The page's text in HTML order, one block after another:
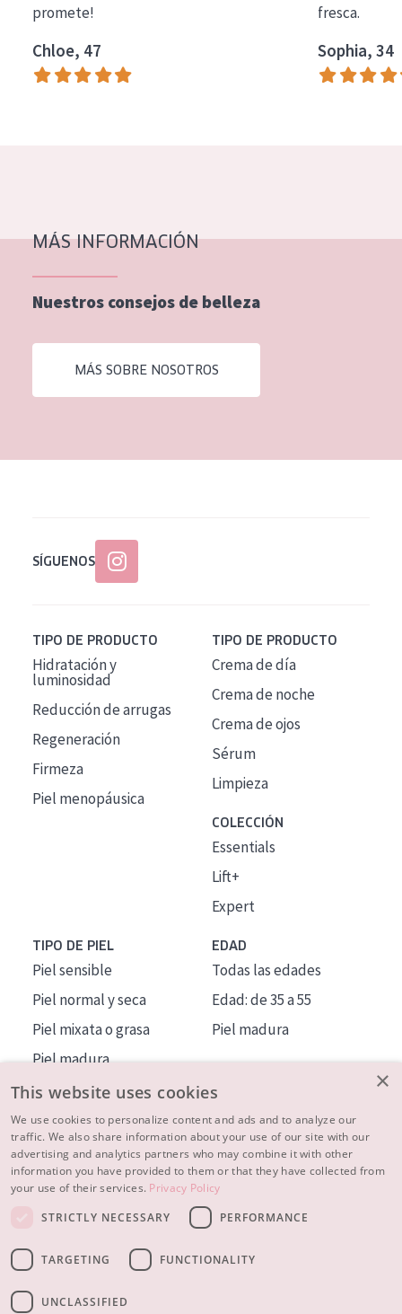
Piel madura
Piel expuesta al sol
Piel menopáusica
Piel madura
promete!
Chloe, 47
fresca.
Sophia, 34
MÁS INFORMACIÓN
Nuestros consejos de belleza
MÁS SOBRE NOSOTROS
SÍGUENOS
TIPO DE PRODUCTO
Hidratación y
luminosidad
Reducción de arrugas
Regeneración
Firmeza
Piel menopáusica
TIPO DE PRODUCTO
Crema de día
Crema de noche
Crema de ojos
Sérum
Limpieza
COLECCIÓN
Essentials
Lift+
Expert
TIPO DE PIEL
Piel sensible
Piel normal y seca
Piel mixata o grasa
Piel madura
Piel expuesta al sol
Piel menopáusica
EDAD
Todas las edades
Edad: de 35 a 55
Piel madura
MÁS SOBRE NOSOTROS
INSPIRACIÓN
CONTACTO
© 2023 - 2026 Diadermine
×
This website uses cookies
We use cookies to personalize content and ads and to analyze our
traffic. We also share information about your use of our site with our
advertising and analytics partners who may combine it with other
information you have provided to them or that they have collected from
your use of their services. Privacy Policy
STRICTLY NECESSARY
PERFORMANCE
TARGETING FUNCTIONALITY
UNCLASSIFIED